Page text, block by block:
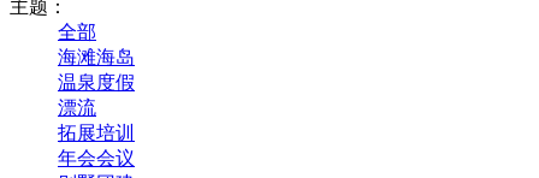
主题：
全部
海滩海岛
温泉度假
漂流
拓展培训
年会会议